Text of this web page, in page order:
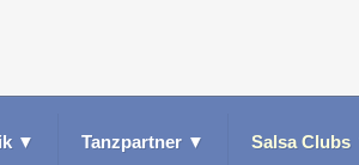
▼ Tanzpartner ▼ Salsa Clubs